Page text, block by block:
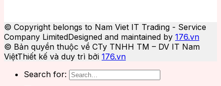
© Copyright belongs to Nam Viet IT Trading - Service
Company LimitedDesigned and maintained by 176.vn
© Bản quyền thuộc về CTy TNHH TM – DV IT Nam
ViệtThiết kế và duy trì bởi 176.vn
Search for: